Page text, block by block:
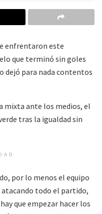
enfrentaron este
que terminó sin goles
dejó para nada contentos
mixta ante los medios, el
tras la igualdad sin
por lo menos el equipo
todo el partido,
que empezar hacer los